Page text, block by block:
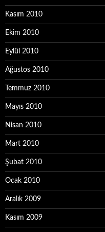
Kasım 2010
Ekim 2010
Eylül 2010
Ağustos 2010
Temmuz 2010
Mayıs 2010
Nisan 2010
Mart 2010
Şubat 2010
Ocak 2010
Aralık 2009
Kasım 2009